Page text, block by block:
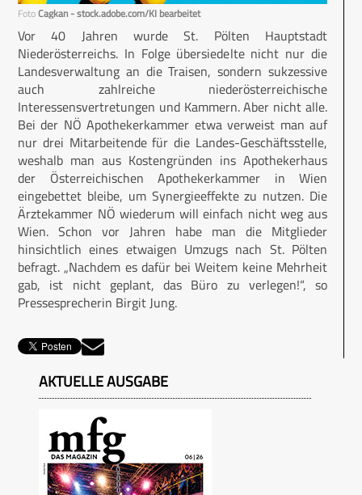
FotoCagkan - stock.adobe.com/KI bearbeitet
Vor 40 Jahren wurde St. Pölten Hauptstadt
Niederösterreichs. In Folge übersiedelte nicht nur die
Landesverwaltung an die Traisen, sondern sukzessive
auch zahlreiche niederösterreichische
Interessensvertretungen und Kammern. Aber nicht alle.
Bei der NÖ Apothekerkammer etwa verweist man auf
nur drei Mitarbeitende für die Landes-Geschäftsstelle,
weshalb man aus Kostengründen ins Apothekerhaus
der Österreichischen Apothekerkammer in Wien
eingebettet bleibe, um Synergieeffekte zu nutzen. Die
Ärztekammer NÖ wiederum will einfach nicht weg aus
Wien. Schon vor Jahren habe man die Mitglieder
hinsichtlich eines etwaigen Umzugs nach St. Pölten
befragt. „Nachdem es dafür bei Weitem keine Mehrheit
gab, ist nicht geplant, das Büro zu verlegen!“, so
Pressesprecherin Birgit Jung.
AKTUELLE AUSGABE